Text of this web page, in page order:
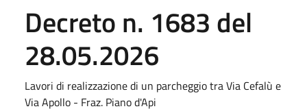
Decreto n. 1683 del
28.05.2026
Lavori di realizzazione di un parcheggio tra Via Cefalù e
Via Apollo - Fraz. Piano d'Api